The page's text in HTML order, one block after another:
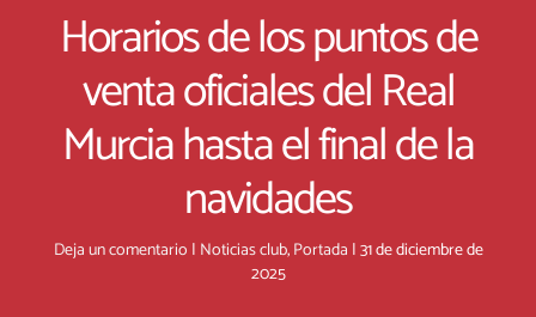
Horarios de los puntos de
venta oficiales del Real
Murcia hasta el final de la
navidades
Deja un comentario | Noticias club,Portada |31 de diciembre de
2025